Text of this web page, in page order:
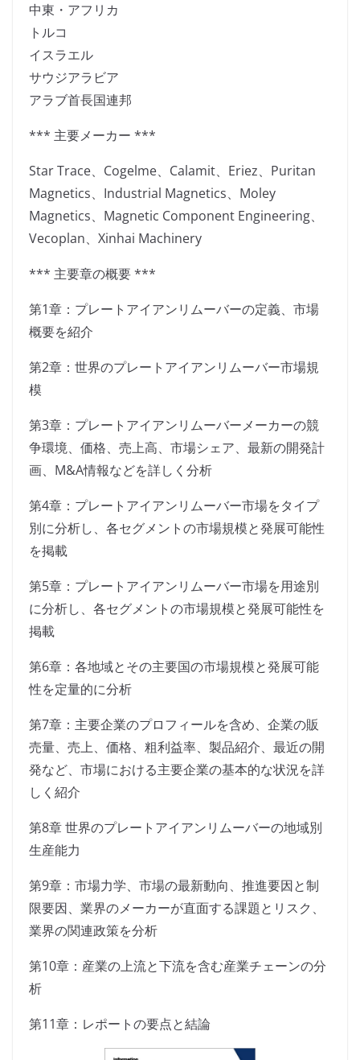
中東・アフリカ
トルコ
イスラエル
サウジアラビア
アラブ首長国連邦
*** 主要メーカー ***
Star Trace、Cogelme、Calamit、Eriez、Puritan
Magnetics、Industrial Magnetics、Moley
Magnetics、Magnetic Component Engineering、
Vecoplan、Xinhai Machinery
*** 主要章の概要 ***
第1章：プレートアイアンリムーバーの定義、市場
概要を紹介
第2章：世界のプレートアイアンリムーバー市場規
模
第3章：プレートアイアンリムーバーメーカーの競
争環境、価格、売上高、市場シェア、最新の開発計
画、M&A情報などを詳しく分析
第4章：プレートアイアンリムーバー市場をタイプ
別に分析し、各セグメントの市場規模と発展可能性
を掲載
第5章：プレートアイアンリムーバー市場を用途別
に分析し、各セグメントの市場規模と発展可能性を
掲載
第6章：各地域とその主要国の市場規模と発展可能
性を定量的に分析
第7章：主要企業のプロフィールを含め、企業の販
売量、売上、価格、粗利益率、製品紹介、最近の開
発など、市場における主要企業の基本的な状況を詳
しく紹介
第8章 世界のプレートアイアンリムーバーの地域別
生産能力
第9章：市場力学、市場の最新動向、推進要因と制
限要因、業界のメーカーが直面する課題とリスク、
業界の関連政策を分析
第10章：産業の上流と下流を含む産業チェーンの分
析
第11章：レポートの要点と結論